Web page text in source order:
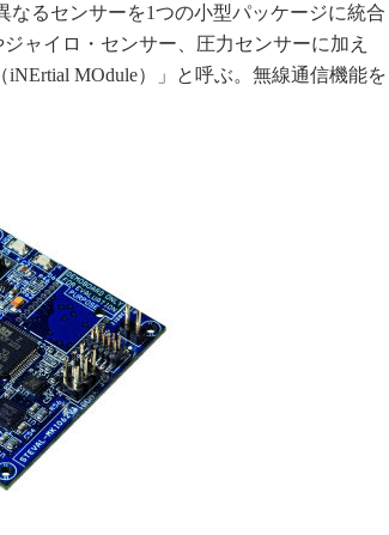
るセンサーを1つの小型パッケージに統合
ャイロ・センサー、圧力センサーに加え
MOdule）」と呼ぶ。無線通信機能を